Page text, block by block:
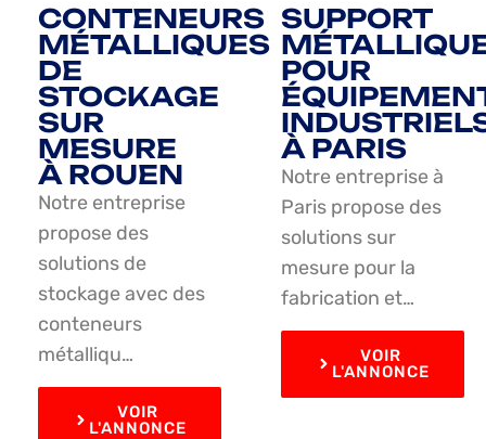
CONTENEURS
MÉTALLIQUES
DE
STOCKAGE
SUR
MESURE
À ROUEN
Notre entreprise
propose des
solutions de
stockage avec des
conteneurs
métalliqu…
VOIR
L'ANNONCE
SUPPORT
POUR
À PARIS
Notre entreprise à
Paris propose des
solutions sur
mesure pour la
fabrication et…
VOIR
L'ANNONCE